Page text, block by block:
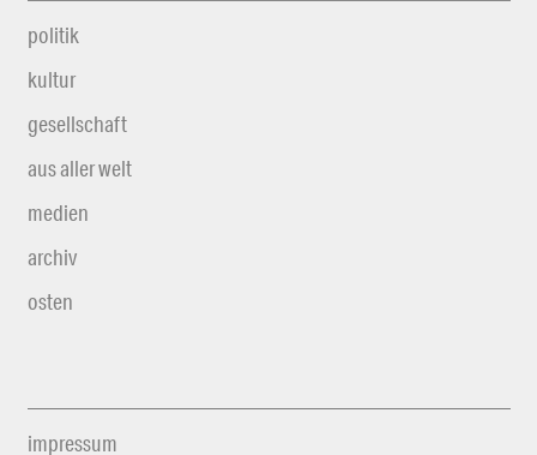
politik
kultur
gesellschaft
aus aller welt
medien
archiv
osten
impressum